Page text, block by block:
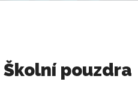
Školní pouzdra